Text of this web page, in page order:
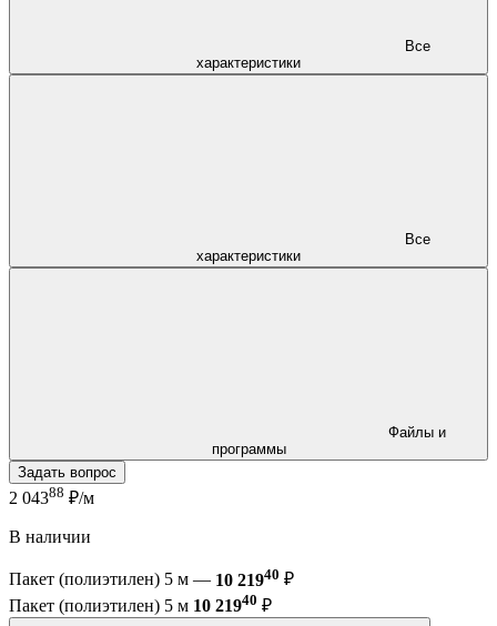
характеристики
характеристики
программы
Задать вопрос
2 04388 ₽/м
В наличии
Пакет (полиэтилен) 5 м — 10 21940 ₽
Пакет (полиэтилен) 5 м 10 21940 ₽